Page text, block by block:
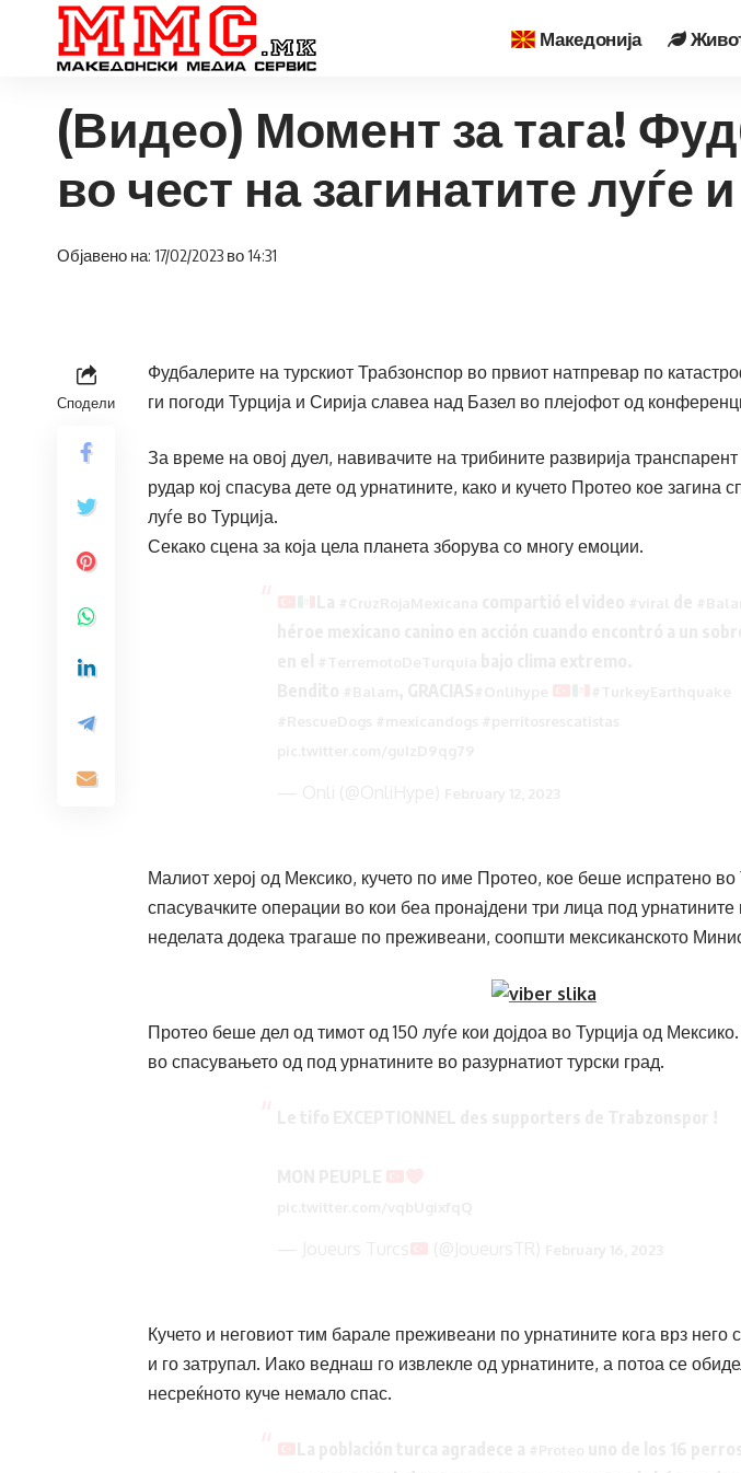
Македонија
(Видео) Момент за тага!
во чест на загинатите луѓе
Објавено на: 17/02/2023 во 14:31
Сподели
Фудбалерите на турскиот Трабзонспор во првиот натпревар по
ги погоди Турција и Сирија славеа над Базел во плејофот од
За време на овој дуел, навивачите на трибините развирија
рудар кој спасува дете од урнатините, како и кучето Протео кое загина
луѓе во Турција.
Секако сцена за која цела планета зборува со многу емоции.
Малиот херој од Мексико, кучето по име Протео, кое беше испратено во
спасувачките операции во кои беа пронајдени три лица под
неделата додека трагаше по преживеани, соопшти мексиканското
Протео беше дел од тимот од 150 луѓе кои дојдоа во Турција од
во спасувањето од под урнатините во разурнатиот турски град.
Кучето и неговиот тим барале преживеани по урнатините кога врз него
и го затрупал. Иако веднаш го извлекле од урнатините, а потоа се
несреќното куче немало спас.